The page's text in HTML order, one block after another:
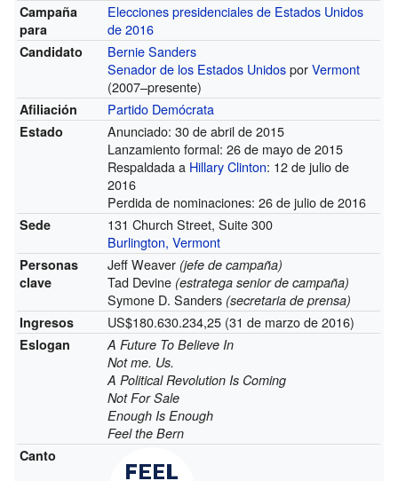
Campaña
para
Elecciones presidenciales de Estados Unidos
de 2016
Candidato
Bernie Sanders
Senador de los Estados UnidosporVermont
(2007–presente)
Afiliación Partido Demócrata
Estado
Anunciado: 30 de abril de 2015
Lanzamiento formal: 26 de mayo de 2015
Respaldada a Hillary Clinton: 12 de julio de
2016
Perdida de nominaciones: 26 de julio de 2016
Sede
131 Church Street, Suite 300
Burlington, Vermont
Personas
clave
Jeff Weaver (jefe de campaña)
Tad Devine (estratega senior de campaña)
Symone D. Sanders (secretaria de prensa)
Ingresos
US$180.630.234,25 (31 de marzo de 2016)
Eslogan
A Future To Believe In
Not me. Us.
A Political Revolution Is Coming
Not For Sale
Enough Is Enough
Feel the Bern
Canto